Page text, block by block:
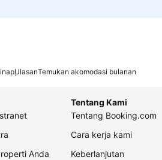
UlasanTemukan akomodasi bulanan
Anda
Tentang Kami
Tentang Booking.com
Cara kerja kami
Keberlanjutan